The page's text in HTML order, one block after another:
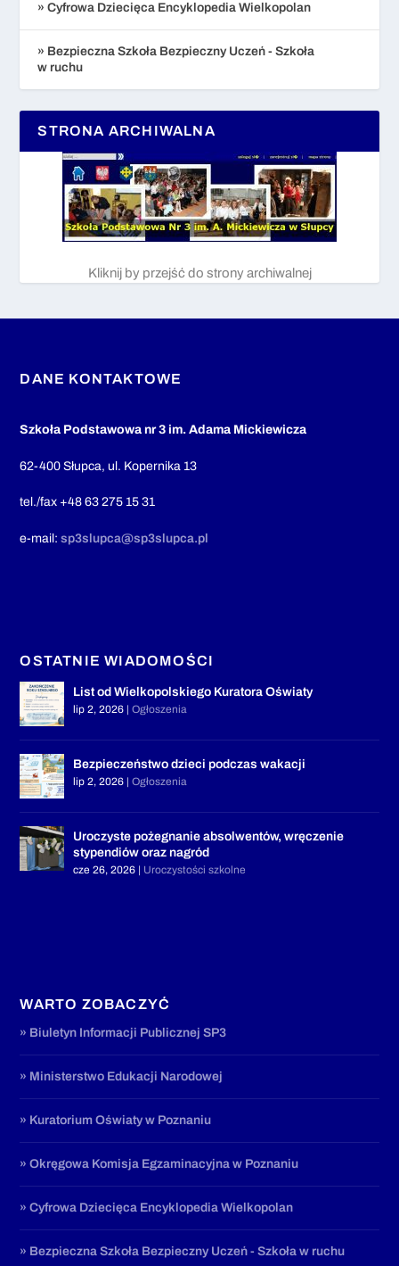
» Cyfrowa Dziecięca Encyklopedia Wielkopolan
» Bezpieczna Szkoła Bezpieczny Uczeń - Szkoła
w ruchu
STRONA ARCHIWALNA
Kliknij by przejść do strony archiwalnej
DANE KONTAKTOWE
Szkoła Podstawowa nr 3 im. Adama Mickiewicza
62-400 Słupca, ul. Kopernika 13
tel./fax +48 63 275 15 31
e-mail:sp3slupca@sp3slupca.pl
OSTATNIE WIADOMOŚCI
List od Wielkopolskiego Kuratora Oświaty
lip 2, 2026 |Ogłoszenia
Bezpieczeństwo dzieci podczas wakacji
lip 2, 2026 |Ogłoszenia
Uroczyste pożegnanie absolwentów, wręczenie
stypendiów oraz nagród
cze 26, 2026 | Uroczystości szkolne
WARTO ZOBACZYĆ
» Biuletyn Informacji Publicznej SP3
» Ministerstwo Edukacji Narodowej
» Kuratorium Oświaty w Poznaniu
» Okręgowa Komisja Egzaminacyjna w Poznaniu
» Cyfrowa Dziecięca Encyklopedia Wielkopolan
» Bezpieczna Szkoła Bezpieczny Uczeń - Szkoła w ruchu